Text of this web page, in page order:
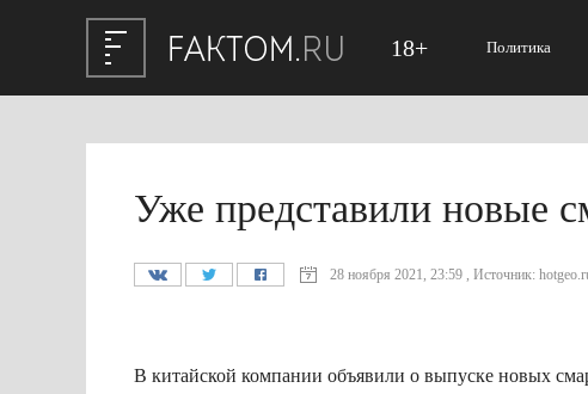
18+ Политика
Уже представили новые
28 ноября 2021, 23:59 , Источник:
В китайской компании объявили о выпуске новых